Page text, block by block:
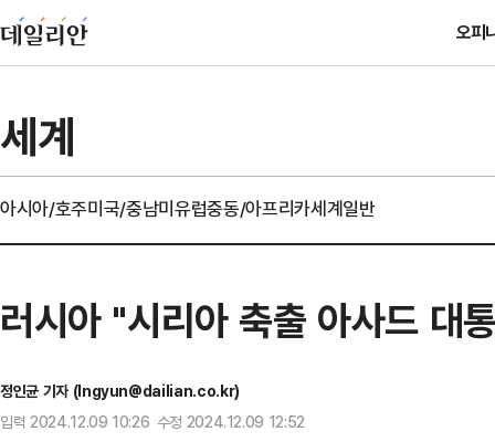
오피
세계
아시아/호주미국/중남미유럽중동/아프리카세계일반
러시아 "시리아 축출 아사드 대
정인균 기자 (Ingyun@dailian.co.kr)
입력 2024.12.09 10:26 수정 2024.12.09 12:52